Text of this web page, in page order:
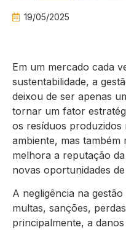
19/05/2025
Em um mercado cada
sustentabilidade, a
deixou de ser apenas
tornar um fator
os resíduos produzidos
ambiente, mas
melhora a reputação
novas oportunidades
A negligência na
multas, sanções,
principalmente, a